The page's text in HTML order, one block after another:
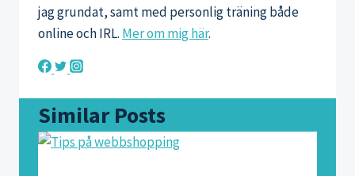
jag grundat, samt med personlig träning både
online och IRL. Mer om mig här.
Similar Posts